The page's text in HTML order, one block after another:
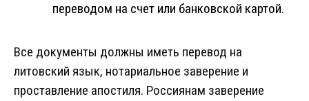
переводом на счет или банковской картой.
Все документы должны иметь перевод на
литовский язык, нотариальное заверение и
проставление апостиля. Россиянам заверение